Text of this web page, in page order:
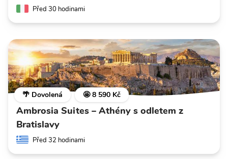
Před 30 hodinami
🌴 Dovolená 🤩 8 590 Kč
Ambrosia Suites – Athény s odletem z
Bratislavy
Před 32 hodinami